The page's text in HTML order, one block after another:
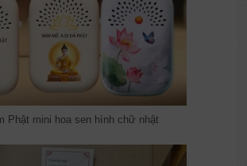
Phật mini hoa sen hình chữ nhật